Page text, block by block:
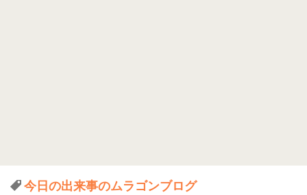
今日の出来事のムラゴンブログ